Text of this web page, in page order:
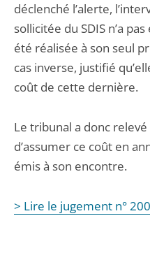
déclenché l’alerte,
sollicitée du SDIS n’a
été réalisée à son seul
cas inverse, justifié
coût de cette dernière.
Le tribunal a donc
d’assumer ce coût en
émis à son encontre.
> Lire le jugement n°